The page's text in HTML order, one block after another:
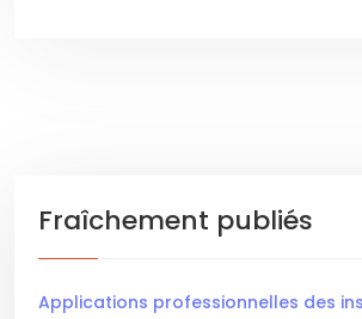
Fraîchement publiés
Applications professionnelles des